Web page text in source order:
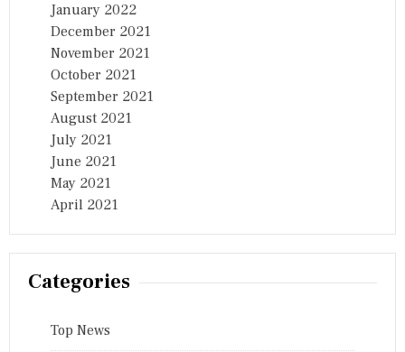
January 2022
December 2021
November 2021
October 2021
September 2021
August 2021
July 2021
June 2021
May 2021
April 2021
Categories
Top News